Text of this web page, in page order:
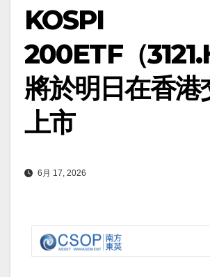
KOSPI
200ETF（
將於明日在香港
上市
6月 17, 2026